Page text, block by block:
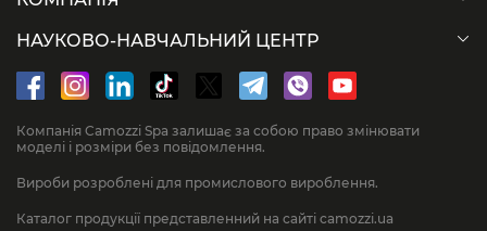
НАУКОВО-НАВЧАЛЬНИЙ ЦЕНТР
Компанія Camozzi Spa залишає за собою право змінювати
моделі і розміри без повідомлення.
Вироби розроблені для промислового вироблення.
Каталог продукції представленний на сайті camozzi.ua